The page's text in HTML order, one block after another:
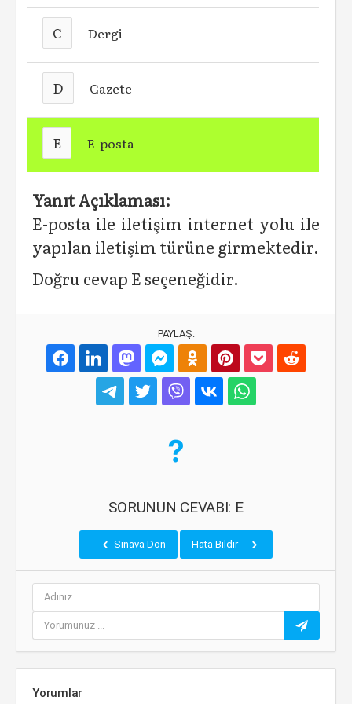
C Dergi
D Gazete
E E-posta
Yanıt Açıklaması:
E-posta ile iletişim internet yolu ile
yapılan iletişim türüne girmektedir.
Doğru cevap E seçeneğidir.
PAYLAŞ:
SORUNUN CEVABI: E
Sınava Dön Hata Bildir
Yorumlar